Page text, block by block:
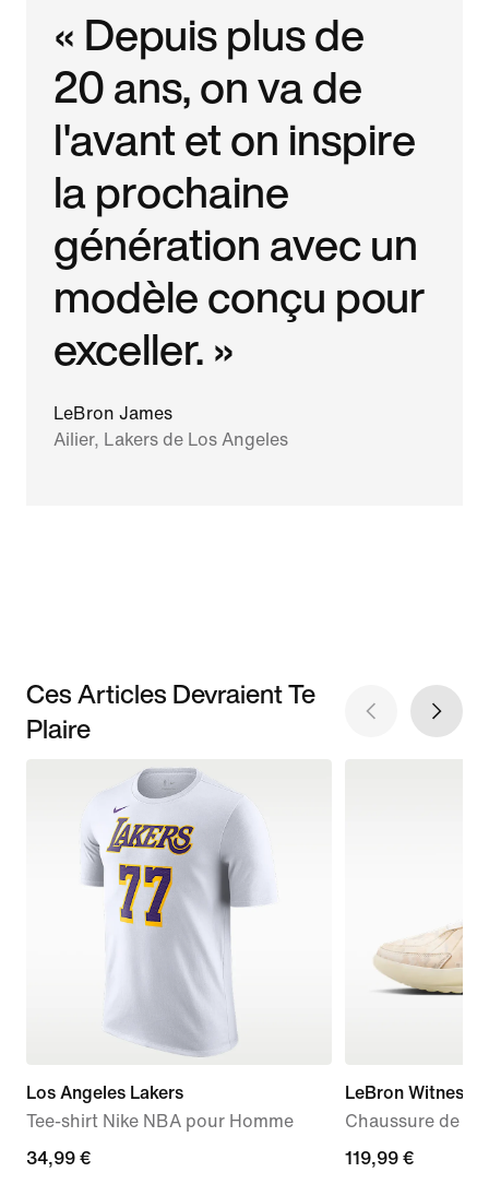
« Depuis plus de
20 ans, on va de
l'avant et on inspire
la prochaine
génération avec un
modèle conçu pour
exceller. »
LeBron James
Ailier, Lakers de Los Angeles
Ces Articles Devraient Te
Plaire
Los Angeles Lakers
Tee-shirt Nike NBA pour Homme
34,99 €
34,99 €
LeBron Witness 9
Chaussure de
119,99 €
119,99 €